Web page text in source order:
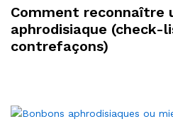
Comment reconnaître
aphrodisiaque (check-
contrefaçons)